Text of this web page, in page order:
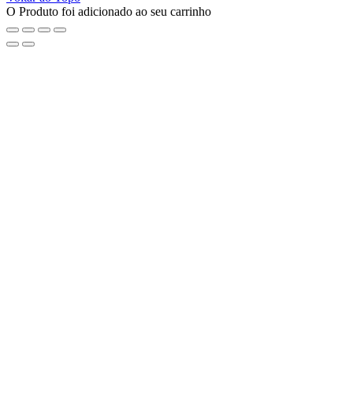
O Produto foi adicionado ao seu carrinho